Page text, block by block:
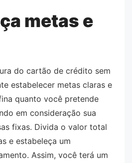
metas e
do cartão de crédito sem
estabelecer metas claras e
quanto você pretende
em consideração sua
fixas. Divida o valor total
e estabeleça um
Assim, você terá um